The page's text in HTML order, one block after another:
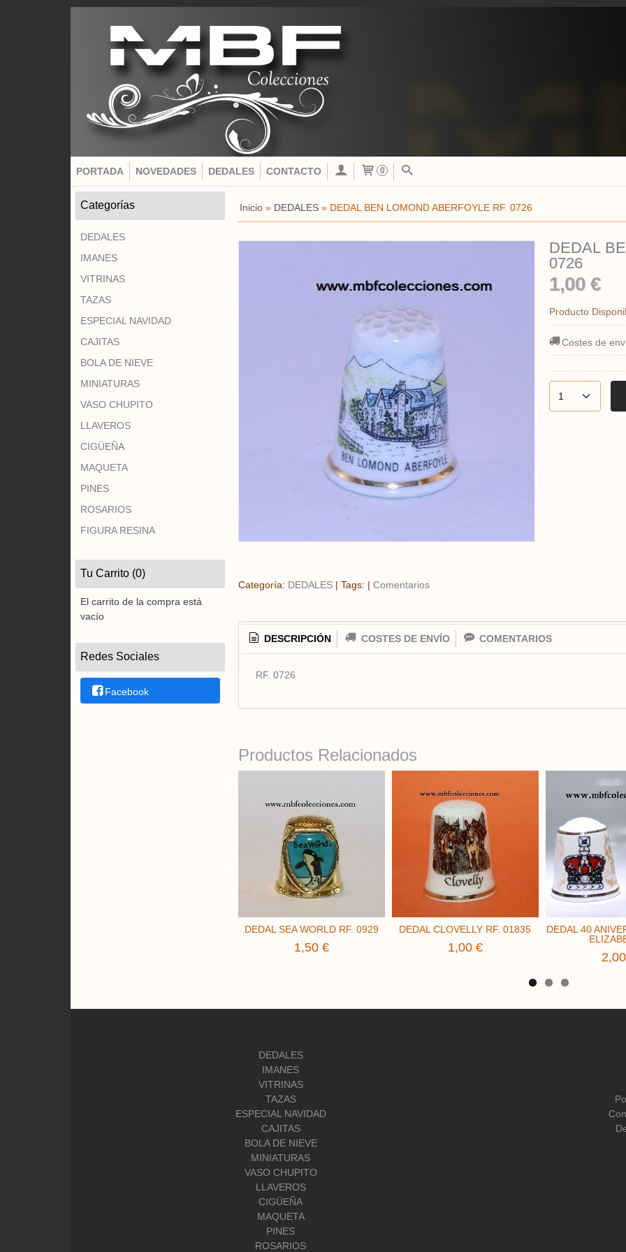
PORTADA NOVEDADES DEDALES CONTACTO 0
Categorías
DEDALES
IMANES
VITRINAS
TAZAS
ESPECIAL NAVIDAD
CAJITAS
BOLA DE NIEVE
MINIATURAS
VASO CHUPITO
LLAVEROS
CIGÜEÑA
MAQUETA
PINES
ROSARIOS
FIGURA RESINA
Tu Carrito (0)
El carrito de la compra está
vacío
Redes Sociales
Facebook
Inicio» DEDALES» DEDAL BEN LOMOND ABERFOYLE RF. 0726
DEDAL
0726
1,00 €
Producto
Costes de
Categoría: DEDALES| Tags: | Comentarios
DESCRIPCIÓN COSTES DE ENVÍO COMENTARIOS
RF. 0726
Productos Relacionados
DEDAL SEA WORLD RF. 0929
1,50 €
DEDAL CLOVELLY ​RF. 01835
1,00 €
DEDAL 40
DEDALES
IMANES
VITRINAS
TAZAS
ESPECIAL NAVIDAD
CAJITAS
BOLA DE NIEVE
MINIATURAS
VASO CHUPITO
LLAVEROS
CIGÜEÑA
MAQUETA
PINES
ROSARIOS